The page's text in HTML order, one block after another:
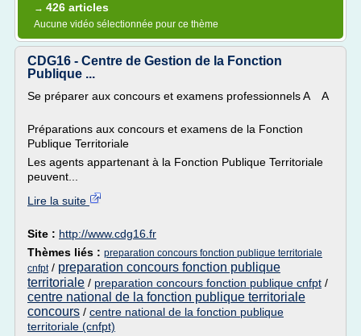
→ 426 articles
Aucune vidéo sélectionnée pour ce thème
CDG16 - Centre de Gestion de la Fonction
Publique ...
Se préparer aux concours et examens professionnels A A
Préparations aux concours et examens de la Fonction
Publique Territoriale
Les agents appartenant à la Fonction Publique Territoriale
peuvent...
Lire la suite
Site : http://www.cdg16.fr
Thèmes liés : preparation concours fonction publique territoriale
cnfpt/ preparation concours fonction publique
territoriale / preparation concours fonction publique cnfpt /
centre national de la fonction publique territoriale
concours / centre national de la fonction publique
territoriale (cnfpt)